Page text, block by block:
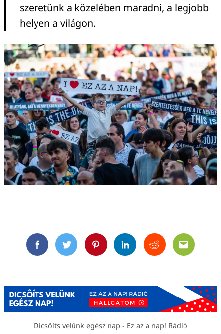
szeretünk a közelében maradni, a legjobb
helyen a világon.
FacebookTwitterPinterestLinkedinRedditEmail
Dicsőíts velünk egész nap - Ez az a nap! Rádió